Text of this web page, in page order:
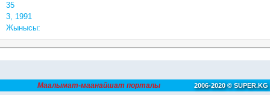
35
3, 1991
Жынысы:
Маалымат-маанайшат порталы 2006-2020 © SUPER.KG